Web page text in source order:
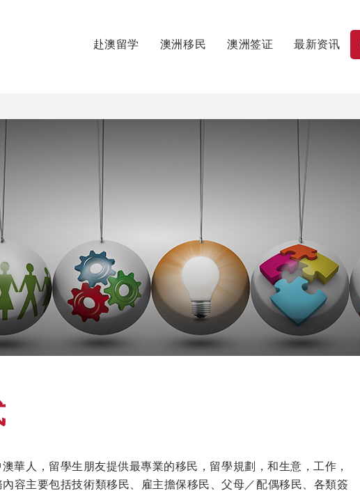
赴澳留学 澳洲移民 澳洲签证 最新资讯
華人，留學生朋友提供最專業的移民，留學規劃，和生意，工作，
內容主要包括技術類移民、雇主擔保移民、父母／配偶移民、各類簽